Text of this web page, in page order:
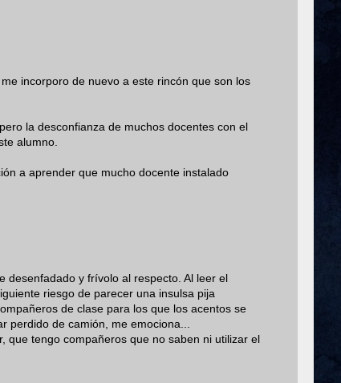
incorporo de nuevo a este rincón que son los
la desconfianza de muchos docentes con el
alumno.
a aprender que mucho docente instalado
desenfadado y frívolo al respecto. Al leer el
riesgo de parecer una insulsa pija
de clase para los que los acentos se
perdido de camión, me emociona...
que tengo compañeros que no saben ni utilizar el